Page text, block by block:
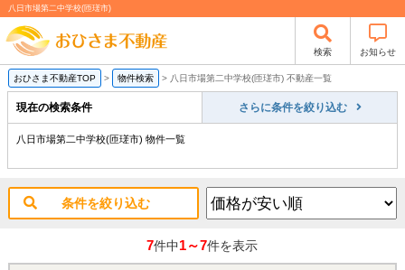
八日市場第二中学校(匝瑳市)
検索 お知らせ
おひさま不動産TOP > 物件検索 > 八日市場第二中学校(匝瑳市) 不動産一覧
現在の検索条件 さらに条件を絞り込む
八日市場第二中学校(匝瑳市) 物件一覧
条件を絞り込む
7件中1～7件を表示